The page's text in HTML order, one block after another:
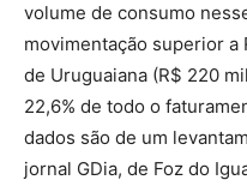
volume de consumo
movimentação superior
de Uruguaiana (R$ 220
22,6% de todo o
dados são de um
jornal GDia, de Foz do